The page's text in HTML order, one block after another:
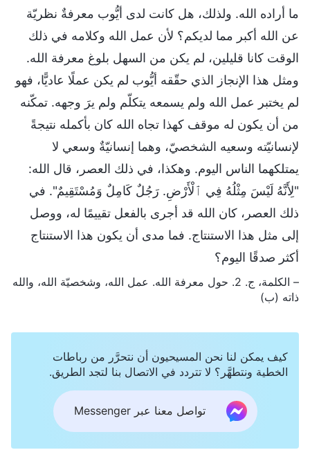
ما أراده الله. ولذلك، هل كانت لدى أيُّوب معرفةٌ نظريّة
عن الله أكبر مما لديكم؟ لأن عمل الله وكلامه في ذلك
الوقت كانا قليلين، لم يكن من السهل بلوغ معرفة الله.
ومثل هذا الإنجاز الذي حقّقه أيُّوب لم يكن عملًا عاديًّا، فهو
لم يختبر عمل الله ولم يسمعه يتكلّم ولم يرَ وجهه. تمكّنه
من أن يكون له موقف كهذا تجاه الله كان بأكمله نتيجةً
لإنسانيّته وسعيه الشخصيّ، وهما إنسانيّةٌ وسعي لا
يمتلكهما الناس اليوم. وهكذا، في ذلك العصر، قال الله:
"لِأَنَّهُ لَيْسَ مِثْلُهُ فِي ٱلْأَرْضِ. رَجُلٌ كَامِلٌ وَمُسْتَقِيمٌ". في
ذلك العصر، كان الله قد أجرى بالفعل تقييمًا له، ووصل
إلى مثل هذا الاستنتاج. فما مدى أن يكون هذا الاستنتاج
أكثر صدقًا اليوم؟
– الكلمة، ج. 2. حول معرفة الله. عمل الله، وشخصيّة الله، والله
ذاته (ب)
كيف يمكن لنا نحن المسيحيون أن نتحرَّر من رباطات
الخطية ونتطهَّر؟ لا تتردد في الاتصال بنا لتجد الطريق.
تواصل معنا عبر Messenger